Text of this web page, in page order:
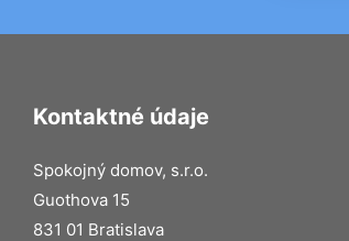
Kontaktné údaje
Spokojný domov, s.r.o.
Guothova 15
831 01 Bratislava